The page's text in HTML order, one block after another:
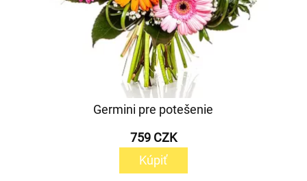
Germini pre potešenie
759 CZK
Kúpiť